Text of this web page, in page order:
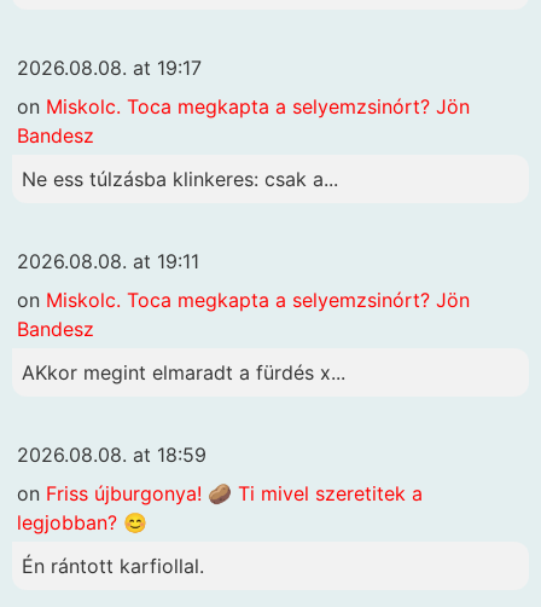
2026.08.08. at 19:17
on Miskolc. Toca megkapta a selyemzsinórt? Jön
Bandesz
Ne ess túlzásba klinkeres: csak a...
2026.08.08. at 19:11
on Miskolc. Toca megkapta a selyemzsinórt? Jön
Bandesz
AKkor megint elmaradt a fürdés x...
2026.08.08. at 18:59
on Friss újburgonya! 🥔 Ti mivel szeretitek a
legjobban? 😊
Én rántott karfiollal.